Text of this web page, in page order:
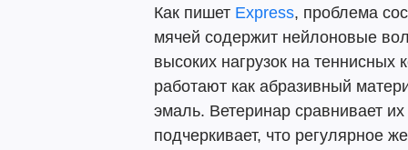
Как пишет Express, проблема
мячей содержит нейлоновые
высоких нагрузок на теннисных
работают как абразивный
эмаль. Ветеринар сравнивает
подчеркивает, что регулярное